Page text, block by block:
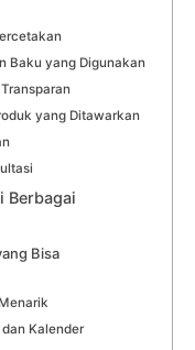
Baku yang Digunakan
yang Ditawarkan
Berbagai
Bisa
Kalender